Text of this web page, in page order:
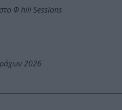
Φ hill Sessions
2026